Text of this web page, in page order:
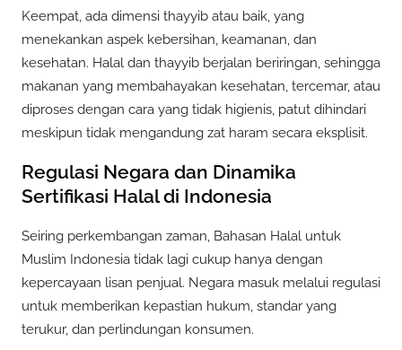
Keempat, ada dimensi thayyib atau baik, yang
menekankan aspek kebersihan, keamanan, dan
kesehatan. Halal dan thayyib berjalan beriringan, sehingga
makanan yang membahayakan kesehatan, tercemar, atau
diproses dengan cara yang tidak higienis, patut dihindari
meskipun tidak mengandung zat haram secara eksplisit.
Regulasi Negara dan Dinamika
Sertifikasi Halal di Indonesia
Seiring perkembangan zaman, Bahasan Halal untuk
Muslim Indonesia tidak lagi cukup hanya dengan
kepercayaan lisan penjual. Negara masuk melalui regulasi
untuk memberikan kepastian hukum, standar yang
terukur, dan perlindungan konsumen.